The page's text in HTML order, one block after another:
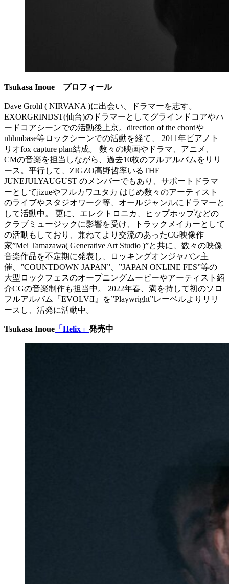
Tsukasa Inoue プロフィール
Dave Grohl ( NIRVANA )に出会い、ドラマーを志す。
EXORGRINDST(仙台)のドラマーとしてグラインドコアやハ
ードコアシーンでの活動後上京。direction of the chordや
nhhmbase等ロックシーンでの活動を経て、 2011年ピアノト
リオfox capture plan結成。 数々の映画やドラマ、アニメ、
CMの音楽を担当しながら、過去10枚のフルアルバムをリリ
ース。平行して、ZIGZO高野哲率いるTHE
JUNEJULYAUGUST のメンバーでもあり、サポートドラマ
ーとしてjizueやフルカワユタカ はじめ数々のアーティスト
のライブやスタジオワーク等、オールジャンルにドラマーと
して活動中。 更に、エレクトロニカ、ヒップホップなどの
クラブミュージックに影響を受け、トラックメイカーとして
の活動もしており、兼ねてより交流のあったCG映像作
家”Mei Tamazawa( Generative Art Studio )”と共に、数々の映像
音楽作品を不定期に発表し、ロッキングオンジャパン主
催、”COUNTDOWN JAPAN”、”JAPAN ONLINE FES”等の
大型ロックフェスのオープニングムービーやアーティスト紹
介CGの音楽制作も担当中。 2022年春、満を持して初のソロ
フルアルバム『EVOLVƎ』を”Playwright”レーベルよりリリ
ースし、活発に活動中。
Tsukasa Inoue 「Helix」 発売中